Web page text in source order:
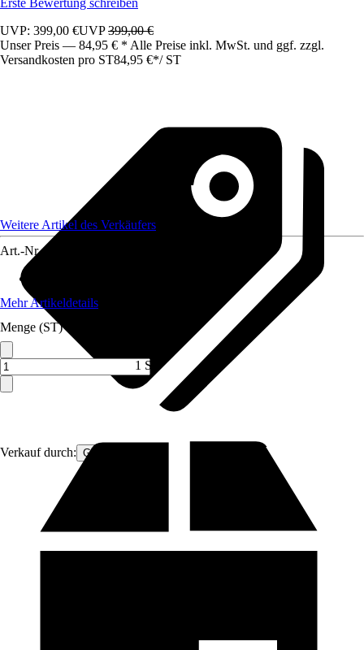
Erste Bewertung schreiben
UVP: 399,00 €UVP399,00 €
Unser Preis — 84,95 € * Alle Preise inkl. MwSt. und ggf. zzgl.
Versandkosten pro ST84,95 €*/ ST
Verkauf durch: Gimeg
Weitere Artikel des Verkäufers
Art.-Nr. 12406983
Mehr Artikeldetails
Menge (ST)
1 ST